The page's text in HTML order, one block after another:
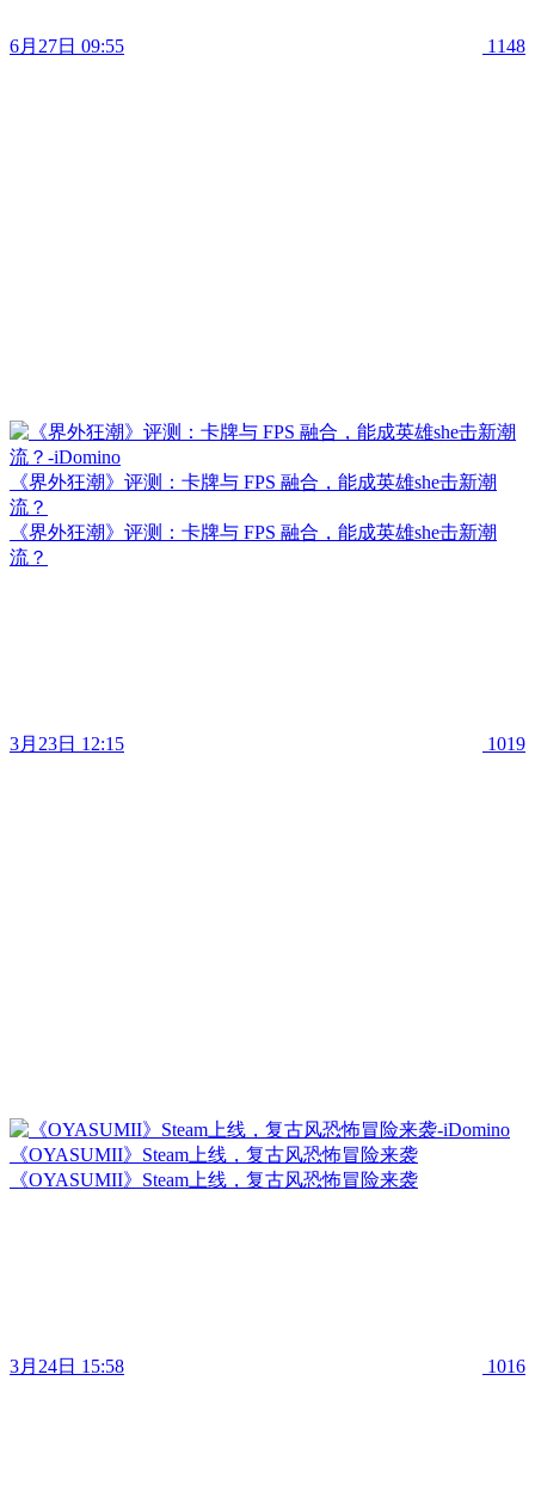
6月27日 09:55 1148
《界外狂潮》评测：卡牌与 FPS 融合，能成英雄she击新潮
流？
《界外狂潮》评测：卡牌与 FPS 融合，能成英雄she击新潮
流？
3月23日 12:15 1019
《OYASUMII》Steam上线，复古风恐怖冒险来袭
《OYASUMII》Steam上线，复古风恐怖冒险来袭
3月24日 15:58 1016